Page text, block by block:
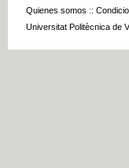
Quienes somos ::
Universitat Politècnica de